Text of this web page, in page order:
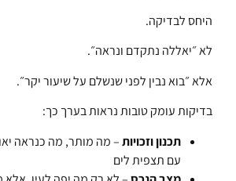
היחס לבדיקה.
לא ״יאללה נתקדם ונראה״.
אלא ״בוא נבין לפני שנשלם על שיעור יקר״.
בדיקות עומק טובות נראות בערך כך:
תכנון וזכויות– מה מותר, מה כנראה
עם תצפית לים